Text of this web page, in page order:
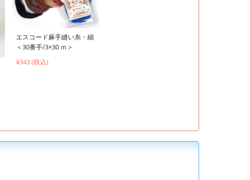
エスコード麻手縫い糸・細
＜30番手/3×30 ｍ＞
¥343 (税込)